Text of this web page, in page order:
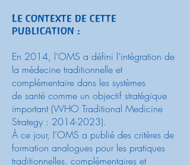
Le contexte de cette
publication :
En 2014, l’OMS a défini l’intégration de
la médecine traditionnelle et
complémentaire dans les systèmes
de santé comme un objectif stratégique
important (WHO Traditional Medicine
Strategy : 2014-2023).
À ce jour, l’OMS a publié des critères de
formation analogues pour les pratiques
traditionnelles, complémentaires et